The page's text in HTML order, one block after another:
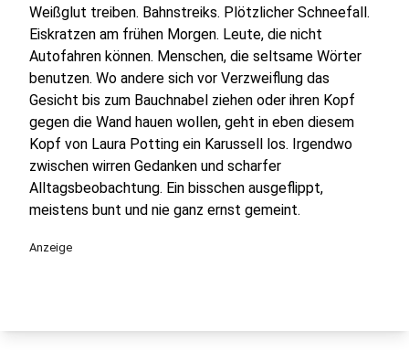
Weißglut treiben. Bahnstreiks. Plötzlicher Schneefall.
Eiskratzen am frühen Morgen. Leute, die nicht
Autofahren können. Menschen, die seltsame Wörter
benutzen. Wo andere sich vor Verzweiflung das
Gesicht bis zum Bauchnabel ziehen oder ihren Kopf
gegen die Wand hauen wollen, geht in eben diesem
Kopf von Laura Potting ein Karussell los. Irgendwo
zwischen wirren Gedanken und scharfer
Alltagsbeobachtung. Ein bisschen ausgeflippt,
meistens bunt und nie ganz ernst gemeint.
Anzeige